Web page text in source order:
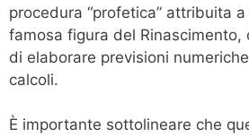
procedura “profetica” attribuita
famosa figura del Rinascimento,
di elaborare previsioni
calcoli.
È importante sottolineare che